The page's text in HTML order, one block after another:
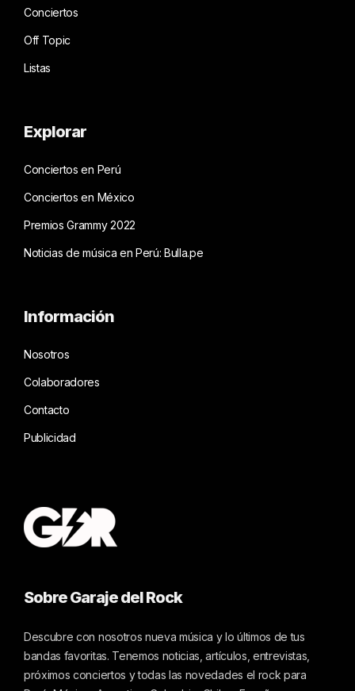
Conciertos
Off Topic
Listas
Explorar
Conciertos en Perú
Conciertos en México
Premios Grammy 2022
Noticias de música en Perú: Bulla.pe
Información
Nosotros
Colaboradores
Contacto
Publicidad
Sobre Garaje del Rock
Descubre con nosotros nueva música y lo últimos de tus
bandas favoritas. Tenemos noticias, artículos, entrevistas,
próximos conciertos y todas las novedades el rock para